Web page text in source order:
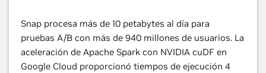
Snap procesa más de 10 petabytes al día para
pruebas A/B con más de 940 millones de usuarios. La
aceleración de Apache Spark con NVIDIA cuDF en
Google Cloud proporcionó tiempos de ejecución 4